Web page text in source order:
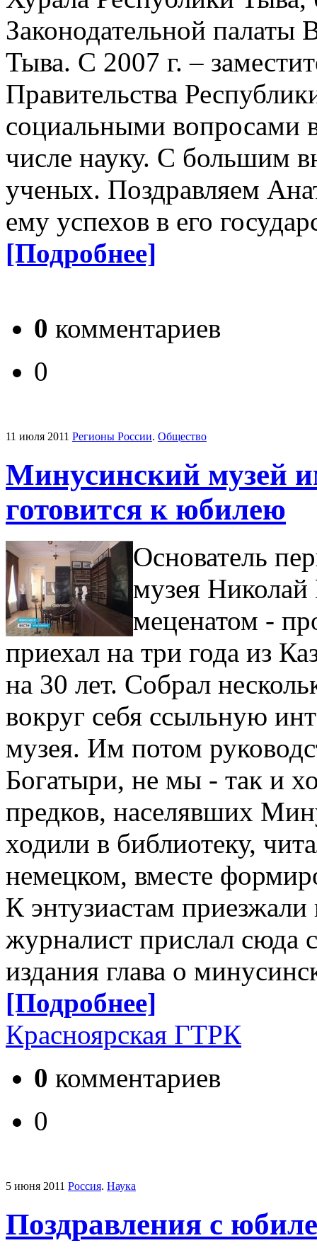
Законодательной палаты
Тыва. С 2007 г. –
Правительства
социальными вопросами
числе науку. С большим
ученых. Поздравляем
ему успехов в его
[Подробнее]
0 комментариев
0
11 июля 2011 Регионы России. Общество
Минусинский музей
готовится к юбилею
Основатель
музея
меценатом -
приехал на три года из
на 30 лет. Собрал
вокруг себя ссыльную
музея. Им потом
Богатыри, не мы - так и
предков, населявших
ходили в библиотеку,
немецком, вместе
К энтузиастам
журналист прислал сюда
издания глава о
[Подробнее]
Красноярская ГТРК
0 комментариев
0
5 июня 2011 Россия. Наука
Поздравления с